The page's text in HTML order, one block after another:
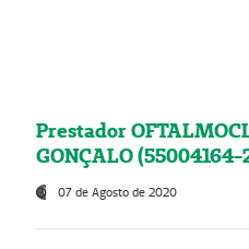
Prestador
GONÇALO (55004164-
07 de Agosto de 2020